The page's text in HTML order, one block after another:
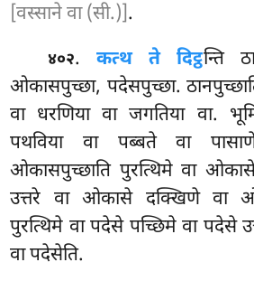
[वस्साने वा (सी.)].
४०२.कत्थ ते दिट्ठन्ति
ओकासपुच्छा, पदेसपुच्छा.
वा धरणिया वा जगतिया वा.
पथविया वा पब्बते वा
ओकासपुच्छाति पुरत्थिमे वा
उत्तरे वा ओकासे दक्खिणे वा
पुरत्थिमे वा पदेसे पच्छिमे वा पदेसे
वा पदेसेति.